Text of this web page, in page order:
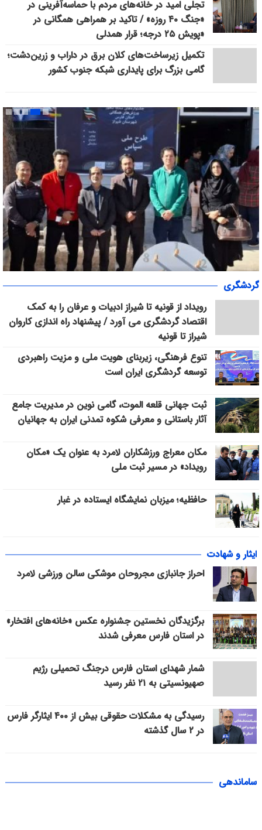
تجلی امید در خانه‌های مردم با حماسه‌آفرینی در
«جنگ ۴۰ روزه» / تاکید بر همراهی همگانی در
«پویش ۲۵ درجه؛ قرار همدلی
تکمیل زیرساخت‌های کلان برق در داراب و زرین‌دشت؛
گامی بزرگ برای پایداری شبکه جنوب کشور
«سپاس» در میانرود شیراز طنین‌انداز شد/ هم‌افزایی ورزش، فرهنگ و
خدمات اجتماعی با حضور ۳۰۰ شهروند
گردشگری
رویداد از قونیه تا شیراز ادبیات و عرفان را به کمک
اقتصاد گردشگری می آورد / پیشنهاد راه اندازی کاروان
شیراز تا قونیه
تنوع فرهنگی، زیربنای هویت ملی و مزیت راهبردی
توسعه گردشگری ایران است
ثبت جهانی قلعه الموت، گامی نوین در مدیریت جامع
آثار باستانی و معرفی شکوه تمدنی ایران به جهانیان
مکان معراج ورزشکاران لامرد به عنوان یک «مکان
رویداد» در مسیر ثبت ملی
حافظیه؛ میزبان نمایشگاه ایستاده در غبار
ایثار و شهادت
احراز جانبازی مجروحان موشکی سالن ورزشی لامرد
برگزیدگان نخستین جشنواره عکس «خانه‌های افتخار»
در استان فارس معرفی شدند
شمار شهدای استان فارس درجنگ تحمیلی رژیم
صهیونسیتی به ۲۱ نفر رسید
رسیدگی به مشکلات حقوقی بیش از ۴۰۰ ایثارگر فارس
در ۲ سال گذشته
ساماندهی